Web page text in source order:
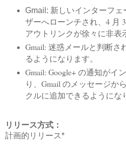
Gmail: 新しいインターフ
ザーへローンチされ、4 月
アウトリンクが徐々に非表
Gmail: 迷惑メールと判断さ
るようになります。
Gmail: Google+ の通知がイ
り、Gmail のメッセージか
クルに追加できるようにな
リリース方式：
計画的リリース*